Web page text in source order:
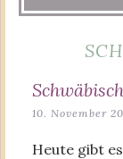
content
10. November
Heute gibt